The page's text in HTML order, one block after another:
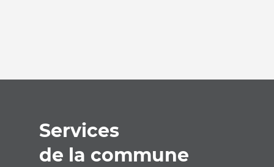
Services
de la commune